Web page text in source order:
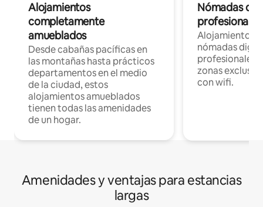
Alojamientos
completamente
amueblados
Desde cabañas pacíficas en
las montañas hasta prácticos
departamentos en el medio
de la ciudad, estos
alojamientos amueblados
tienen todas las amenidades
de un hogar.
Nómadas
Alojamientos
nómadas
profesionales
zonas
con wifi.
Amenidades y ventajas para estancias
largas